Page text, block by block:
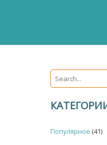
Популярное (41)